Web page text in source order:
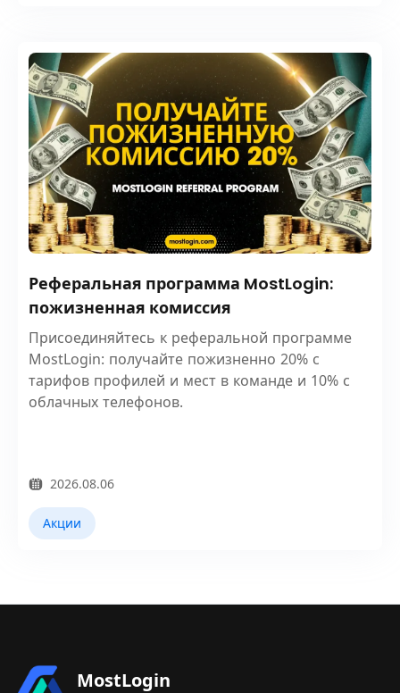
Реферальная программа MostLogin:
пожизненная комиссия
Присоединяйтесь к реферальной программе
MostLogin: получайте пожизненно 20% с
тарифов профилей и мест в команде и 10% с
облачных телефонов.
2026.08.06
Акции
MostLogin